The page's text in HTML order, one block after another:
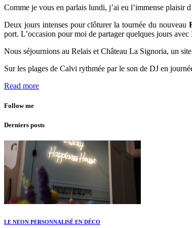
Comme je vous en parlais lundi, j’ai eu l’immense plaisir
Deux jours intenses pour clôturer la tournée du nouveau
port. L’occasion pour moi de partager quelques jours
Nous séjournions au Relais et Château La Signoria, un
Sur les plages de Calvi rythmée par le son de DJ en
Read more
Follow me
Derniers posts
LE NEON PERSONNALISÉ EN DÉCO